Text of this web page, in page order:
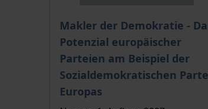
Makler der Demokratie -
Potenzial europäischer
Parteien am Beispiel der
Sozialdemokratischen
Europas
Der Preis dieses Titels richtet